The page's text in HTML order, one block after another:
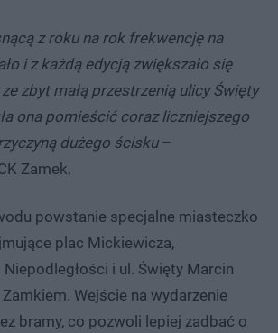
z roku na rok frekwencję na
i z każdą edycją zwiększało się
zbyt małą przestrzenią ulicy Święty
ona pomieścić coraz liczniejszego
dużego ścisku–
Zamek.
powstanie specjalne miasteczko
plac Mickiewicza,
i ul. Święty Marcin
Wejście na wydarzenie
bramy, co pozwoli lepiej zadbać o